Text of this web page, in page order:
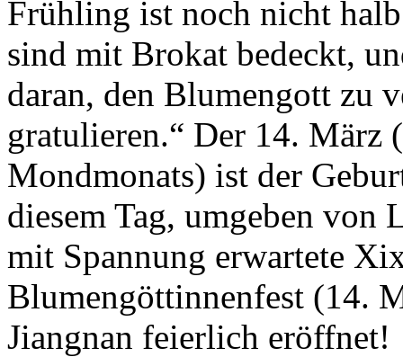
Frühling ist noch nicht
sind mit Brokat bedeckt,
daran, den Blumengott zu
gratulieren.“ Der 14. März
Mondmonats) ist der
diesem Tag, umgeben
mit Spannung erwartete
Blumengöttinnenfest (14.
Jiangnan feierlich eröffnet!